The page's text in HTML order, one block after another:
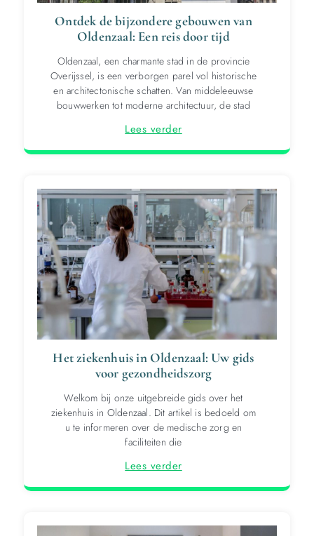
Ontdek de bijzondere gebouwen van
Oldenzaal: Een reis door tijd
Oldenzaal, een charmante stad in de provincie
Overijssel, is een verborgen parel vol historische
en architectonische schatten. Van middeleeuwse
bouwwerken tot moderne architectuur, de stad
Lees verder
Het ziekenhuis in Oldenzaal: Uw gids
voor gezondheidszorg
Welkom bij onze uitgebreide gids over het
ziekenhuis in Oldenzaal. Dit artikel is bedoeld om
u te informeren over de medische zorg en
faciliteiten die
Lees verder